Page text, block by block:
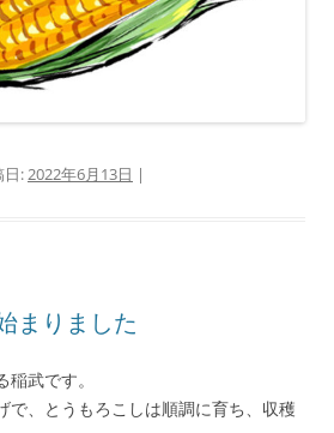
日:2022年6月13日 |
まりました
武です。
で、とうもろこしは順調に育ち、収穫